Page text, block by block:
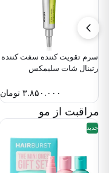
سرم تقویت‌ کننده سفت‌ کننده
رتینال شات سلیمکس
۳.۸۵۰.۰۰۰ تومان
مراقبت از مو
جدید